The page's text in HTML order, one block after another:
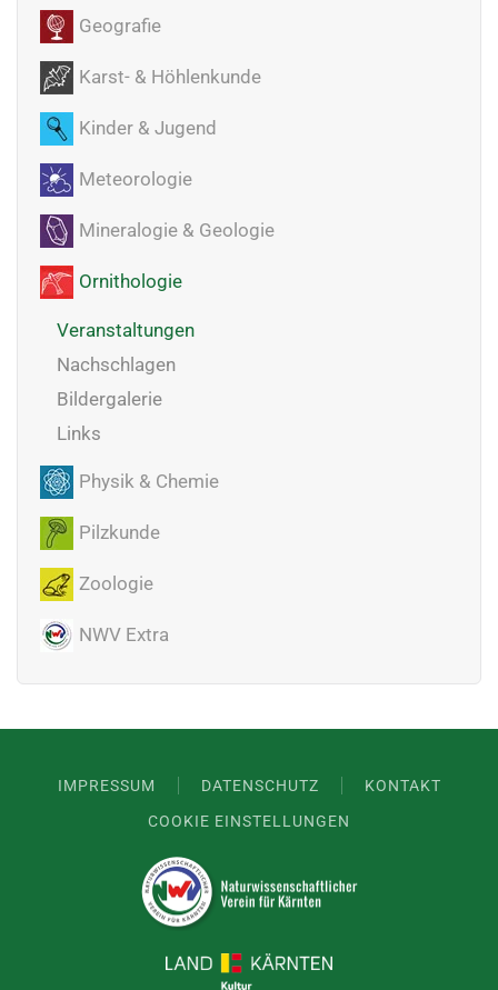
Geografie
Karst- & Höhlenkunde
Kinder & Jugend
Meteorologie
Mineralogie & Geologie
Ornithologie
Veranstaltungen
Nachschlagen
Bildergalerie
Links
Physik & Chemie
Pilzkunde
Zoologie
NWV Extra
IMPRESSUM DATENSCHUTZ
KONTAKT
COOKIE EINSTELLUNGEN